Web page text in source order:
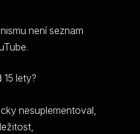
není seznam
lety?
nesuplementoval,